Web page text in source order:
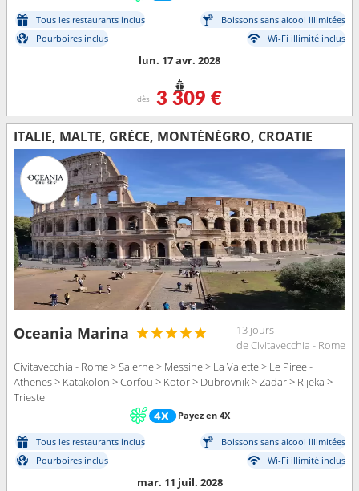
Tous les restaurants inclus
Boissons sans alcool illimitées
Pourboires inclus
Wi-Fi illimité inclus
lun. 17 avr. 2028
dès 3 309 €
ITALIE, MALTE, GRÈCE, MONTÉNÉGRO, CROATIE
Oceania Marina
13 jours
de Civitavecchia - Rome
Civitavecchia - Rome > Salerne > Messine > La Valette > Le Piree -
Athenes > Katakolon > Corfou > Kotor > Dubrovnik > Zadar > Rijeka >
Trieste
Payez en 4X
Tous les restaurants inclus
Boissons sans alcool illimitées
Pourboires inclus
Wi-Fi illimité inclus
mar. 11 juil. 2028